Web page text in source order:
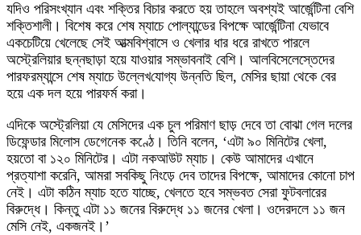
যদিও পরিসংখ্যান এবং শক্তির বিচার করতে হয় তাহলে অবশ্যই আর্জেন্টিনা বেশি
শক্তিশালী। বিশেষ করে শেষ ম্যাচে পোল্যান্ডের বিপক্ষে আর্জেন্টিনা যেভাবে
একচেটিয়ে খেলেছে সেই আত্মবিশ্বাসে ও খেলার ধার ধরে রাখতে পারলে
অস্ট্রেলিয়ার ছন্নছাড়া হয়ে যাওয়ার সম্ভাবনাই বেশি। আলবিসেলেস্তেদের
পারফরম্যান্সে শেষ ম্যাচে উল্লেখ‌যোগ্য উন্নতি ছিল, মেসির ছায়া থেকে বের
হয়ে এক দল হয়ে পারফর্ম করা।
এদিকে অস্ট্রেলিয়া যে মেসিদের এক চুল পরিমাণ ছাড় দেবে তা বোঝা গেল দলের
ডিফেন্ডার মিলোস ডেগেনেক কণ্ঠে। তিনি বলেন, ‘এটা ৯০ মিনিটের খেলা,
হয়তো বা ১২০ মিনিটের। এটা নকআউট ম্যাচ। কেউ আমাদের এখানে
প্রত্যাশা করেনি, আমরা সবকিছু নিংড়ে দেব তাদের বিপক্ষে, আমাদের কোনো চাপ
নেই। এটা কঠিন ম্যাচ হতে যাচ্ছে, খেলতে হবে সম্ভবত সেরা ফুটবলারের
বিরুদ্ধে। কিন্তু এটা ১১ জনের বিরুদ্ধে ১১ জনের খেলা। ওদেরদলে ১১ জন
মেসি নেই, একজনই।’